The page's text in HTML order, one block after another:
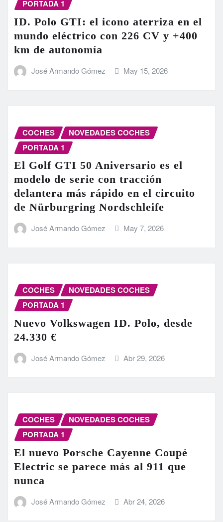
PORTADA 1
ID. Polo GTI: el icono aterriza en el
mundo eléctrico con 226 CV y +400
km de autonomía
José Armando Gómez May 15, 2026
COCHES
NOVEDADES COCHES
PORTADA 1
El Golf GTI 50 Aniversario es el
modelo de serie con tracción
delantera más rápido en el circuito
de Nürburgring Nordschleife
José Armando Gómez May 7, 2026
COCHES
NOVEDADES COCHES
PORTADA 1
Nuevo Volkswagen ID. Polo, desde
24.330 €
José Armando Gómez Abr 29, 2026
COCHES
NOVEDADES COCHES
PORTADA 1
El nuevo Porsche Cayenne Coupé
Electric se parece más al 911 que
nunca
José Armando Gómez Abr 24, 2026